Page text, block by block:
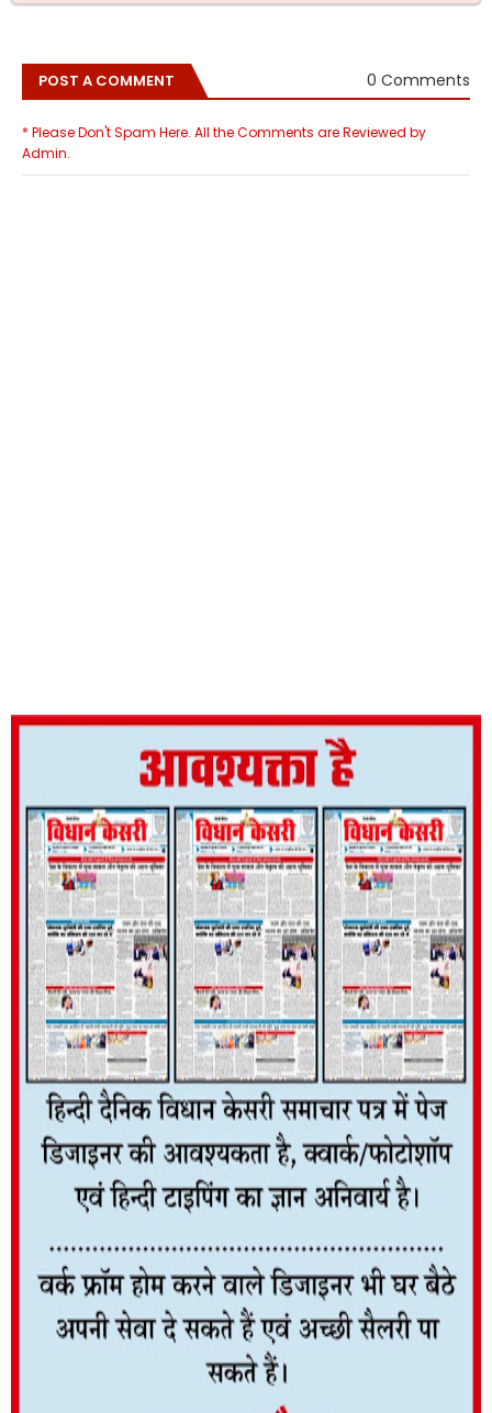
POST A COMMENT 0 Comments
* Please Don't Spam Here. All the Comments are Reviewed by
Admin.